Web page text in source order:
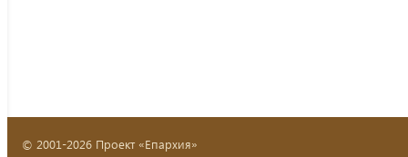
© 2001-2026 Проект «Епархия»